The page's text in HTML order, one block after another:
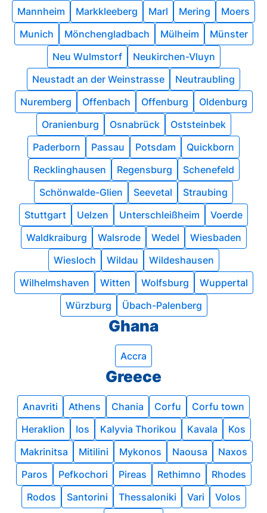
Mannheim Markkleeberg Marl Mering
Moers
Munich
Mönchengladbach Mülheim
Münster
Neu Wulmstorf
Neukirchen-Vluyn
Neustadt an der Weinstrasse
Neutraubling
Nuremberg
Offenbach Offenburg
Oldenburg
Oranienburg
Osnabrück
Oststeinbek
Paderborn
Passau Potsdam
Quickborn
Recklinghausen
Regensburg
Schenefeld
Schönwalde-Glien
Seevetal
Straubing
Stuttgart
Uelzen Unterschleißheim
Voerde
Waldkraiburg
Walsrode Wedel
Wiesbaden
Wiesloch
Wildau
Wildeshausen
Wilhelmshaven
Witten Wolfsburg
Wuppertal
Würzburg
Übach-Palenberg
Ghana
Accra
Greece
Anavriti Athens Chania Corfu
Corfu town
Heraklion
Ios Kalyvia Thorikou Kavala
Kos
Makrinitsa
Mitilini Mykonos Naousa
Naxos
Paros
Pefkochori Pireas Rethimno
Rhodes
Rodos
Santorini Thessaloniki Vari
Volos